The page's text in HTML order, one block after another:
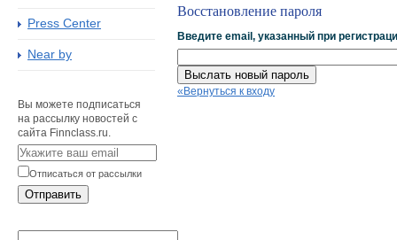
Восстановление пароля
Введите email, указанный при
Выслать новый пароль
«Вернуться к входу
Press Center
Near by
Вы можете подписаться
на рассылку новостей с
сайта Finnclass.ru.
Отписаться от рассылки
Отправить